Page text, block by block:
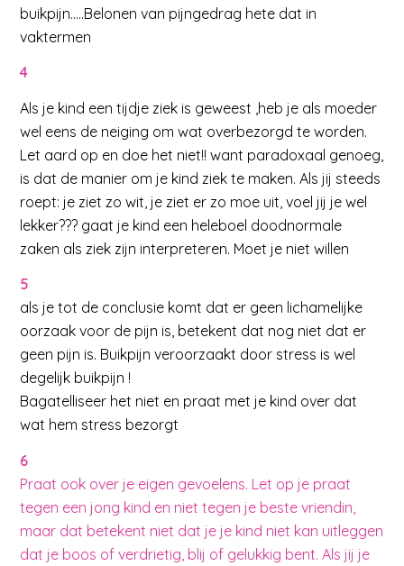
buikpijn…..Belonen van pijngedrag hete dat in
vaktermen
4
Als je kind een tijdje ziek is geweest ,heb je als moeder
wel eens de neiging om wat overbezorgd te worden.
Let aard op en doe het niet!! want paradoxaal genoeg,
is dat de manier om je kind ziek te maken. Als jij steeds
roept: je ziet zo wit, je ziet er zo moe uit, voel jij je wel
lekker??? gaat je kind een heleboel doodnormale
zaken als ziek zijn interpreteren. Moet je niet willen
5
als je tot de conclusie komt dat er geen lichamelijke
oorzaak voor de pijn is, betekent dat nog niet dat er
geen pijn is. Buikpijn veroorzaakt door stress is wel
degelijk buikpijn !
Bagatelliseer het niet en praat met je kind over dat
wat hem stress bezorgt
6
Praat ook over je eigen gevoelens. Let op je praat
tegen een jong kind en niet tegen je beste vriendin,
maar dat betekent niet dat je je kind niet kan uitleggen
dat je boos of verdrietig, blij of gelukkig bent. Als jij je